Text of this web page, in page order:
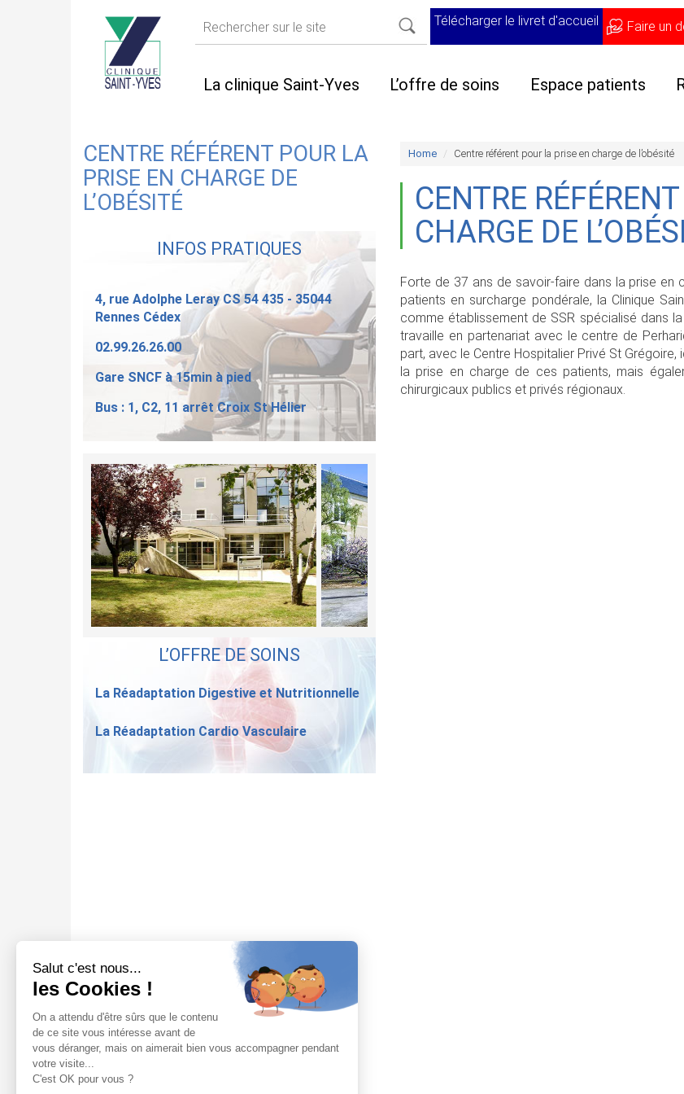
Télécharger le livret d'accueil Faire un
La clinique Saint-Yves L’offre de soins Espace patients
CENTRE RÉFÉRENT POUR LA
PRISE EN CHARGE DE
L’OBÉSITÉ
INFOS PRATIQUES
4, rue Adolphe Leray CS 54 435 - 35044
Rennes Cédex
02.99.26.26.00
Gare SNCF à 15min à pied
Bus : 1, C2, 11 arrêt Croix St Hélier
L’OFFRE DE SOINS
La Réadaptation Digestive et Nutritionnelle
La Réadaptation Cardio Vasculaire
Home Centre référent pour la prise en charge de l’obésité
CENTRE
CHARGE DE
Forte de 37 ans de savoir-faire dans la prise en
patients en surcharge pondérale, la Clinique
comme établissement de SSR spécialisé dans
travaille en partenariat avec le centre de
part, avec le Centre Hospitalier Privé St
la prise en charge de ces patients, mais
chirurgicaux publics et privés régionaux.